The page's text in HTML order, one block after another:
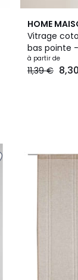
HOME
Vitrage
bas pointe -
à partir de
11,39 €